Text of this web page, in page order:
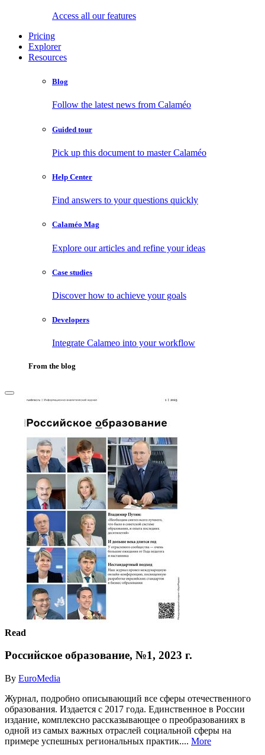
Access all our features
Pricing
Explorer
Resources
Blog
Follow the latest news from Calaméo
Guided tour
Pick up this document to master Calaméo
Help Center
Find answers to your questions quickly
Calaméo Mag
Explore our articles and refine your ideas
Case studies
Discover how to achieve your goals
Developers
Integrate Calameo into your workflow
From the blog
Read
Российское образование, №1, 2023 г.
By EuroMedia
Журнал, подробно описывающий все сферы отечественного
образования. Издается с 2017 года. Единственное в России
издание, комплексно рассказывающее о преобразованиях в
одной из самых важных отраслей социальной сферы на
примере успешных региональных практик.... More